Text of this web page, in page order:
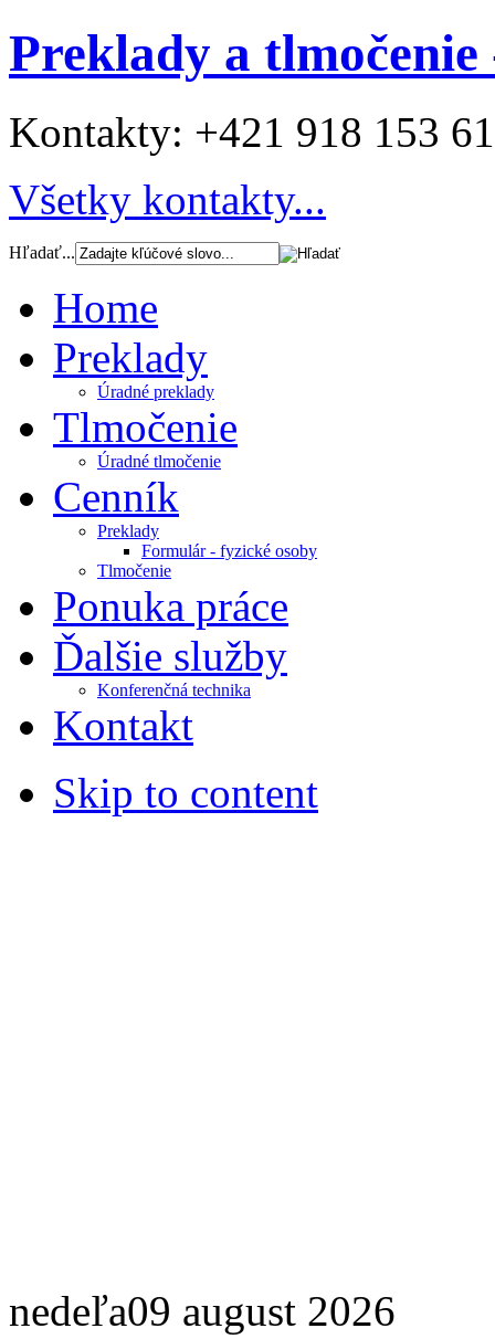
Preklady a
Kontakty: +421 918 153
Všetky kontakty...
Hľadať...
Home
Preklady
Úradné preklady
Tlmočenie
Úradné tlmočenie
Cenník
Preklady
Formulár - fyzické osoby
Tlmočenie
Ponuka práce
Ďalšie služby
Konferenčná technika
Kontakt
Skip to content
nedeľa09 august 2026